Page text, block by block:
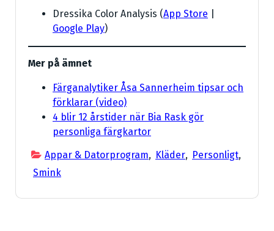
Dressika Color Analysis (App Store
Google Play)
Mer på ämnet
Färganalytiker Åsa Sannerheim tipsar och
förklarar (video)
4 blir 12 årstider när Bia Rask gör
personliga färgkartor
Appar & Datorprogram, Kläder, Personligt,
Smink